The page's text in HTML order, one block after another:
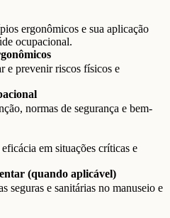
ergonômicos e sua aplicação
ocupacional.
e prevenir riscos físicos e
normas de segurança e bem-
em situações críticas e
(quando aplicável)
seguras e sanitárias no manuseio e